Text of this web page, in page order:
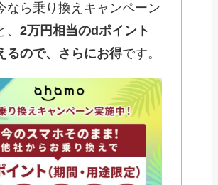
なら乗り換えキャンペーン
、2万円相当のdポイント
るので、さらにお得です。